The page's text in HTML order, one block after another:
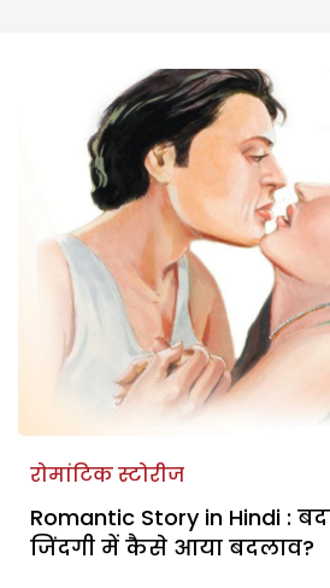
रोमांटिक स्टोरीज
Romantic Story in Hindi :
जिंदगी में कैसे आया बदलाव?